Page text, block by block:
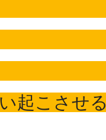
起こさせる